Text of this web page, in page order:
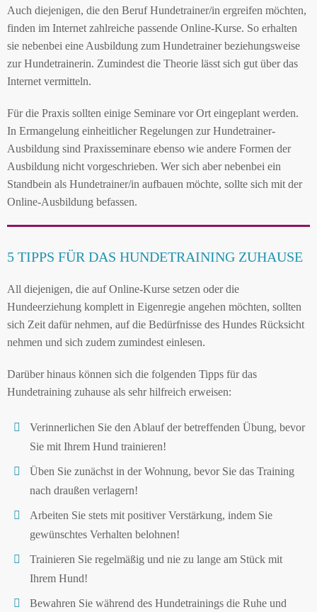
Auch diejenigen, die den Beruf Hundetrainer/in ergreifen möchten,
finden im Internet zahlreiche passende Online-Kurse. So erhalten
sie nebenbei eine Ausbildung zum Hundetrainer beziehungsweise
zur Hundetrainerin. Zumindest die Theorie lässt sich gut über das
Internet vermitteln.
Für die Praxis sollten einige Seminare vor Ort eingeplant werden.
In Ermangelung einheitlicher Regelungen zur Hundetrainer-
Ausbildung sind Praxisseminare ebenso wie andere Formen der
Ausbildung nicht vorgeschrieben. Wer sich aber nebenbei ein
Standbein als Hundetrainer/in aufbauen möchte, sollte sich mit der
Online-Ausbildung befassen.
5 TIPPS FÜR DAS HUNDETRAINING ZUHAUSE
All diejenigen, die auf Online-Kurse setzen oder die
Hundeerziehung komplett in Eigenregie angehen möchten, sollten
sich Zeit dafür nehmen, auf die Bedürfnisse des Hundes Rücksicht
nehmen und sich zudem zumindest einlesen.
Darüber hinaus können sich die folgenden Tipps für das
Hundetraining zuhause als sehr hilfreich erweisen:
Verinnerlichen Sie den Ablauf der betreffenden Übung, bevor
Sie mit Ihrem Hund trainieren!
Üben Sie zunächst in der Wohnung, bevor Sie das Training
nach draußen verlagern!
Arbeiten Sie stets mit positiver Verstärkung, indem Sie
gewünschtes Verhalten belohnen!
Trainieren Sie regelmäßig und nie zu lange am Stück mit
Ihrem Hund!
Bewahren Sie während des Hundetrainings die Ruhe und